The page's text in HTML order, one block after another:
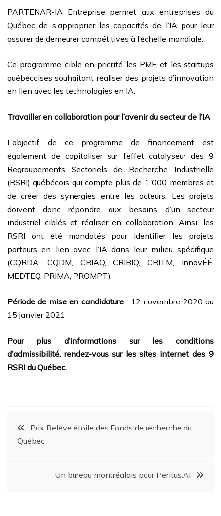
PARTENAR-IA Entreprise permet aux entreprises du
Québec de s’approprier les capacités de l’IA pour leur
assurer de demeurer compétitives à l’échelle mondiale.
Ce programme cible en priorité les PME et les startups
québécoises souhaitant réaliser des projets d’innovation
en lien avec les technologies en IA.
Travailler en collaboration pour l’avenir du secteur de l’IA
L’objectif de ce programme de financement est
également de capitaliser sur l’effet catalyseur des 9
Regroupements Sectoriels de Recherche Industrielle
(RSRI) québécois qui compte plus de 1 000 membres et
de créer des synergies entre les acteurs. Les projets
doivent donc répondre aux besoins d’un secteur
industriel ciblés et réaliser en collaboration. Ainsi, les
RSRI ont été mandatés pour identifier les projets
porteurs en lien avec l’IA dans leur milieu spécifique
(CQRDA, CQDM, CRIAQ, CRIBIQ, CRITM, InnovÉÉ,
MEDTEQ, PRIMA, PROMPT).
Période de mise en candidature: 12 novembre 2020 au
15 janvier 2021
Pour plus d’informations sur les conditions
d’admissibilité, rendez-vous sur les sites internet des 9
RSRI du Québec.
Prix Relève étoile des Fonds de recherche du
Québec
Un bureau montréalais pour Peritus.AI